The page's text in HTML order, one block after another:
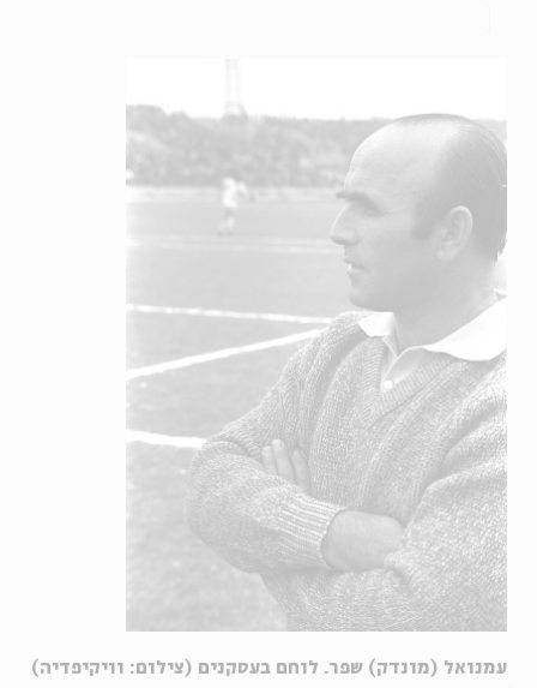
עמנואל (מונדק) שפר. לוחם בעסקנים (צילום: וויקיפדיה)